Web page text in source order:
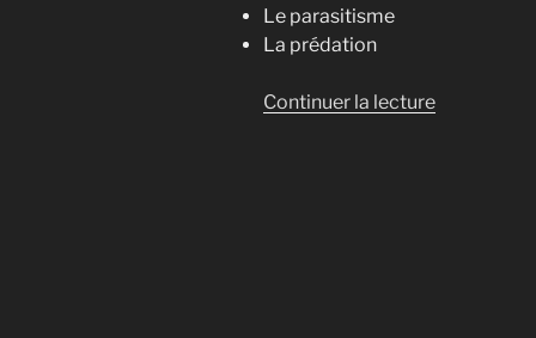
Le parasitisme
La prédation
Continuer la lecturede